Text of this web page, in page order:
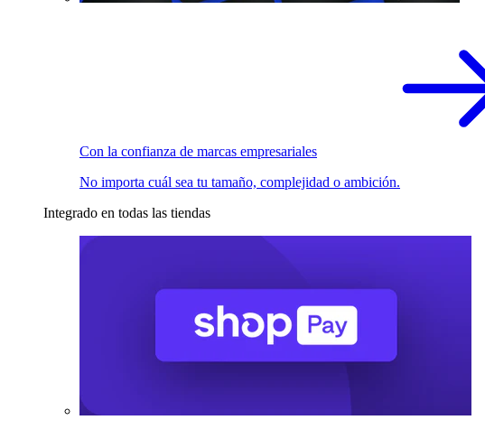
Con la confianza de marcas empresariales
No importa cuál sea tu tamaño, complejidad o ambición.
Integrado en todas las tiendas